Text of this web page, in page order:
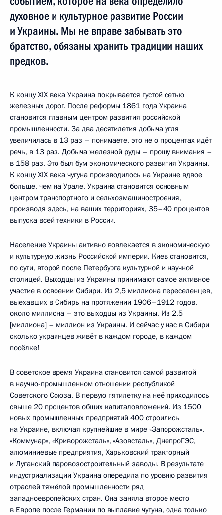
духовное и культурное развитие России
и Украины. Мы не вправе забывать это
братство, обязаны хранить традиции наших
предков.
К концу XIX века Украина покрывается густой сетью
железных дорог. После реформы 1861 года Украина
становится главным центром развития российской
промышленности. За два десятилетия добыча угля
увеличилась в 13 раз – понимаете, это не о процентах идёт
речь, в 13 раз. Добыча железной руды – прошу внимания –
в 158 раз. Это был бум экономического развития Украины.
К концу XIX века чугуна производилось на Украине вдвое
больше, чем на Урале. Украина становится основным
центром транспортного и сельхозмашиностроения,
производя здесь, на ваших территориях, 35–40 процентов
выпуска всей техники в России.
Население Украины активно вовлекается в экономическую
и культурную жизнь Российской империи. Киев становится,
по сути, второй после Петербурга культурной и научной
столицей. Выходцы из Украины принимают самое активное
участие в освоении Сибири. Из 2,5 миллиона переселенцев,
выехавших в Сибирь на протяжении 1906–1912 годов,
около миллиона – это выходцы из Украины. Из 2,5
[миллиона] – миллион из Украины. И сейчас у нас в Сибири
сколько украинцев живёт в каждом городе, в каждом
посёлке!
В советское время Украина становится самой развитой
в научно-промышленном отношении республикой
Советского Союза. В первую пятилетку на неё приходилось
свыше 20 процентов общих капиталовложений. Из 1500
новых промышленных предприятий 400 строились
на Украине, включая крупнейшие в мире «Запорожсталь»,
«Коммунар», «Криворожсталь», «Азовсталь», ДнепроГЭС,
алюминиевые предприятия, Харьковский тракторный
и Луганский паровозостроительный заводы. В результате
индустриализации Украина опередила по уровню развития
отраслей тяжёлой промышленности ряд
западноевропейских стран. Она заняла второе место
в Европе после Германии по выплавке чугуна, одна только